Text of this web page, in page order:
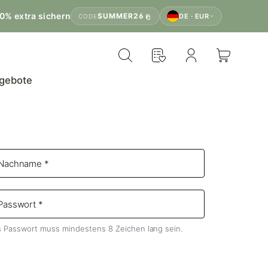
extra sichern
CODESUMMER26 DE · EUR
Passwort muss mindestens 8 Zeichen lang sein.